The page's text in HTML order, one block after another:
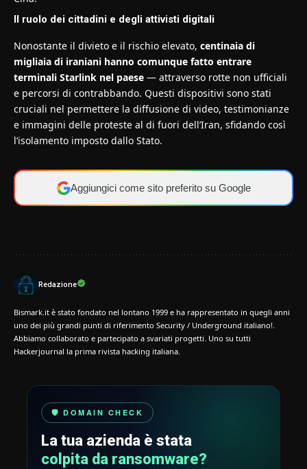
Il ruolo dei cittadini e degli attivisti digitali
Nonostante il divieto e il rischio elevato, centinaia di
migliaia di iraniani hanno comunque fatto entrare
terminali Starlink nel paese — attraverso rotte non ufficiali
e percorsi di contrabbando. Questi dispositivi sono stati
cruciali nel permettere la diffusione di video, testimonianze
e immagini delle proteste al di fuori dell’Iran, sfidando così
l’isolamento imposto dallo Stato.
Aggiungici come sito preferito su Google
Redazione
Bismark.it è stato fondato nel lontano 1999 e ha rappresentato in quegli anni
uno dei più grandi punti di riferimento Security / Underground italiano!.
Abbiamo collaborato e partecipato a svariati progetti. Uno su tutti
Hackerjournal la prima rivista hacking italiana.
🛡️ DOMAIN CHECK
La tua azienda è stata
colpita da ransomware?